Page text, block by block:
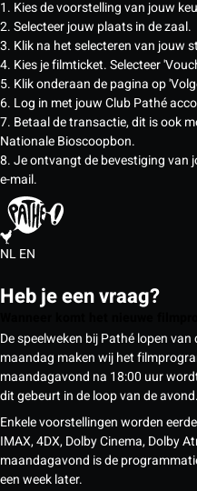
1. Kies de voorstelling van jouw
2. Selecteer jouw plaats in de zaal.
3. Klik na het selecteren van jouw
4. Kies je filmticket. Selecteer
5. Klik onderaan de pagina op
6. Log in met jouw Club Pathé
7. Betaal de transactie, dit is ook
Nationale Bioscoopbon.
8. Je ontvangt de bevestiging van
e-mail.
NLEN
Heb je een vraag?
De speelweken bij Pathé lopen
maandag maken wij het
maandagavond na 18:00 uur
dit gebeurt in de loop van de avond.
Enkele voorstellingen worden
IMAX, 4DX, Dolby Cinema, Dolby
maandagavond is de
een week later.